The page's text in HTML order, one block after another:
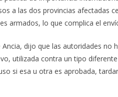
a las dos provincias afectadas
armados, lo que complica el
dijo que las autoridades no
utilizada contra un tipo
si esa u otra es aprobada,